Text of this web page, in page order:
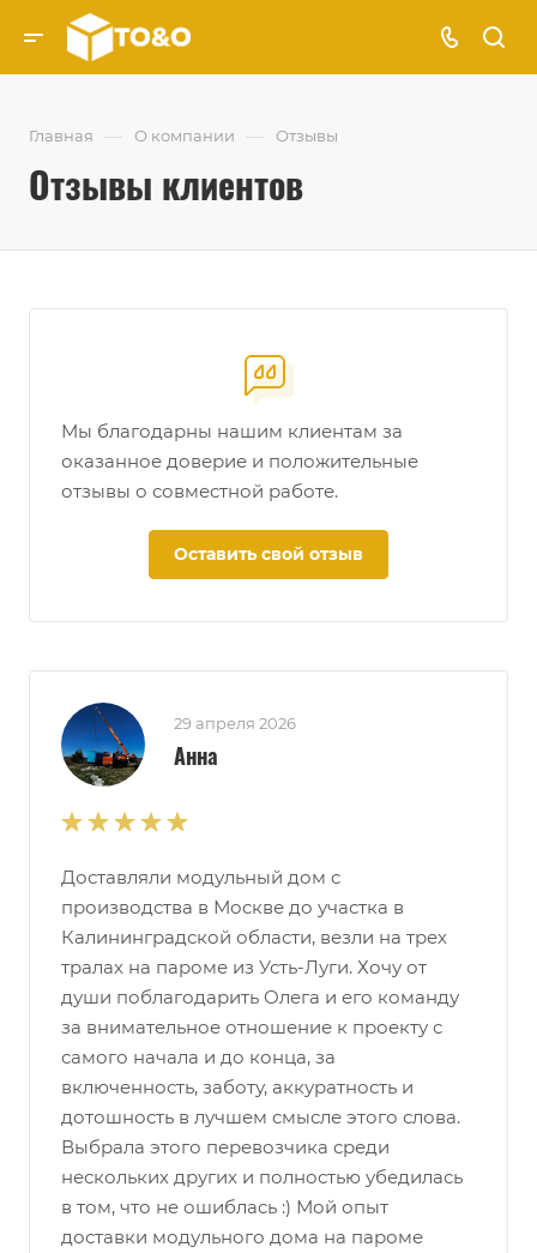
Главная — О компании — Отзывы
Отзывы клиентов
Мы благодарны нашим клиентам за
оказанное доверие и положительные
отзывы о совместной работе.
Оставить свой отзыв
29 апреля 2026
Анна
Доставляли модульный дом с
производства в Москве до участка в
Калининградской области, везли на трех
тралах на пароме из Усть-Луги. Хочу от
души поблагодарить Олега и его команду
за внимательное отношение к проекту с
самого начала и до конца, за
включенность, заботу, аккуратность и
дотошность в лучшем смысле этого слова.
Выбрала этого перевозчика среди
нескольких других и полностью убедилась
в том, что не ошиблась :) Мой опыт
доставки модульного дома на пароме